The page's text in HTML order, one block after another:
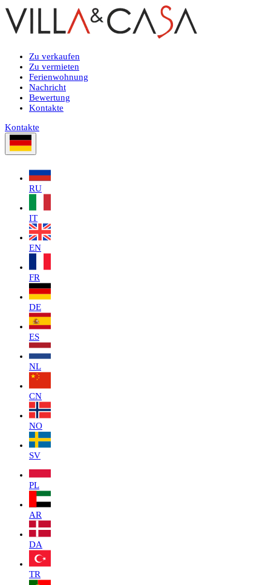
Zu verkaufen
Zu vermieten
Ferienwohnung
Nachricht
Bewertung
Kontakte
Kontakte
RU
IT
EN
FR
DE
ES
NL
CN
NO
SV
PL
AR
DA
TR